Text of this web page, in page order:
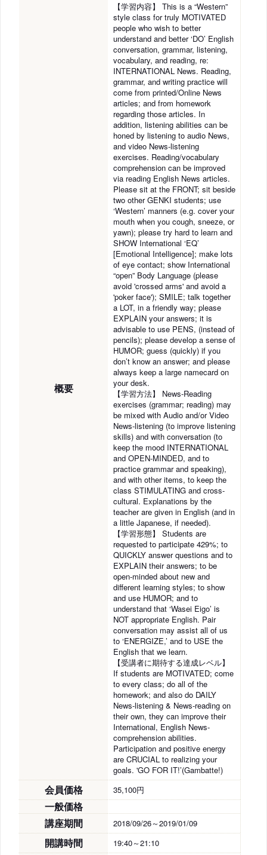
概要
【学習内容】 This is a “Western”
style class for truly MOTIVATED
people who wish to better
understand and better ‘DO’ English
conversation, grammar, listening,
vocabulary, and reading, re:
INTERNATIONAL News. Reading,
grammar, and writing practice will
come from printed/Online News
articles; and from homework
regarding those articles. In
addition, listening abilities can be
honed by listening to audio News,
and video News-listening
exercises. Reading/vocabulary
comprehension can be improved
via reading English News articles.
Please sit at the FRONT; sit beside
two other GENKI students; use
‘Western’ manners (e.g. cover your
mouth when you cough, sneeze, or
yawn); please try hard to learn and
SHOW International ‘EQ’
[Emotional Intelligence]; make lots
of eye contact; show International
“open” Body Language (please
avoid 'crossed arms' and avoid a
'poker face'); SMILE; talk together
a LOT, in a friendly way; please
EXPLAIN your answers; it is
advisable to use PENS, (instead of
pencils); please develop a sense of
HUMOR; guess (quickly) if you
don’t know an answer; and please
always keep a large namecard on
your desk.
【学習方法】 News-Reading
exercises (grammar; reading) may
be mixed with Audio and/or Video
News-listening (to improve listening
skills) and with conversation (to
keep the mood INTERNATIONAL
and OPEN-MINDED, and to
practice grammar and speaking),
and with other items, to keep the
class STIMULATING and cross-
cultural. Explanations by the
teacher are given in English (and in
a little Japanese, if needed).
【学習形態】 Students are
requested to participate 429%; to
QUICKLY answer questions and to
EXPLAIN their answers; to be
open-minded about new and
different learning styles; to show
and use HUMOR; and to
understand that ‘Wasei Eigo’ is
NOT appropriate English. Pair
conversation may assist all of us
to ‘ENERGIZE,’ and to USE the
English that we learn.
【受講者に期待する達成レベル】
If students are MOTIVATED; come
to every class; do all of the
homework; and also do DAILY
News-listening & News-reading on
their own, they can improve their
International, English News-
comprehension abilities.
Participation and positive energy
are CRUCIAL to realizing your
goals. 'GO FOR IT!’(Gambatte!)
会員価格 35,100円
一般価格
講座期間
2018/09/26～2019/01/09
開講時間 19:40～21:10